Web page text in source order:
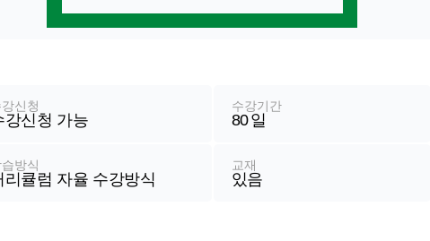
신청
강신청 가능
수강기간
80일
방식
리큘럼 자율 수강방식
교재
있음